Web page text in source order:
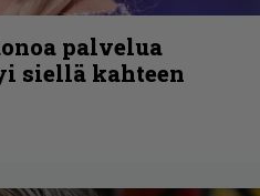
palvelua
siellä kahteen